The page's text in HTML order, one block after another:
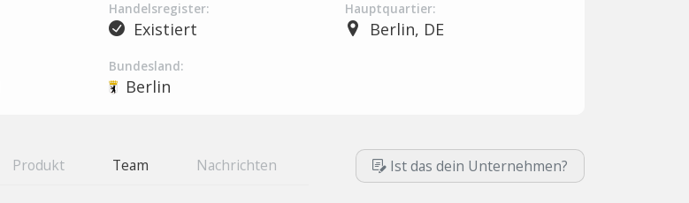
Handelsregister:
Existiert
Hauptquartier:
Berlin, DE
Bundesland:
Berlin
Produkt Team Nachrichten Ist das dein Unternehmen?